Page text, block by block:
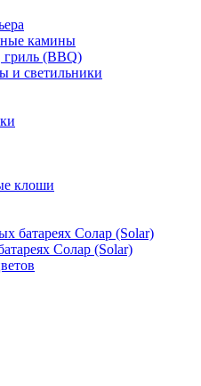
камины
гриль (BBQ)
и светильники
клоши
батареях Солар (Solar)
Солар (Solar)